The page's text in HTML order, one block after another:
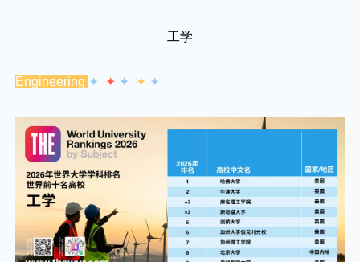
工学
Engineering ✦ ✦ ✦ ✦ ✦